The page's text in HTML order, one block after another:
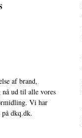
af brand,
ud til alle vores
Vi har
dkq.dk.